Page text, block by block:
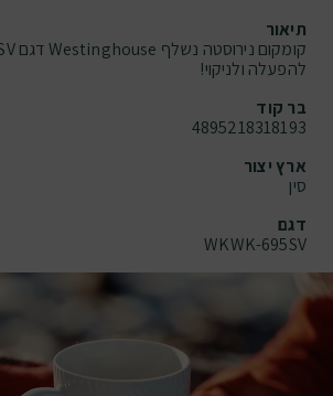
תיאור
להפעלה ולניקוי!
בר קוד
4895218318193
ארץ יצור
סין
דגם
WKWK-695SV